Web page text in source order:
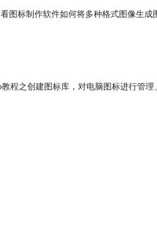
图标制作软件如何将多种格式图像生成
程之创建图标库，对电脑图标进行管理